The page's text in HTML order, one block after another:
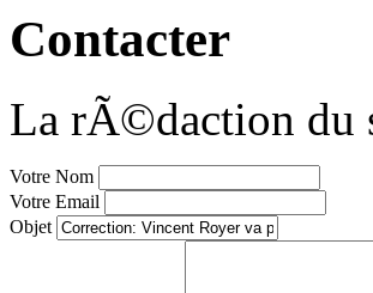
Contacter
La rÃ©daction du
Votre Nom
Votre Email
Objet